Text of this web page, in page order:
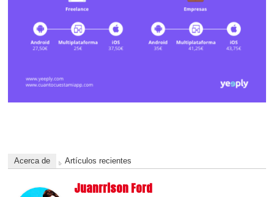
Acerca de Artículos recientes
Juanrrison Ford